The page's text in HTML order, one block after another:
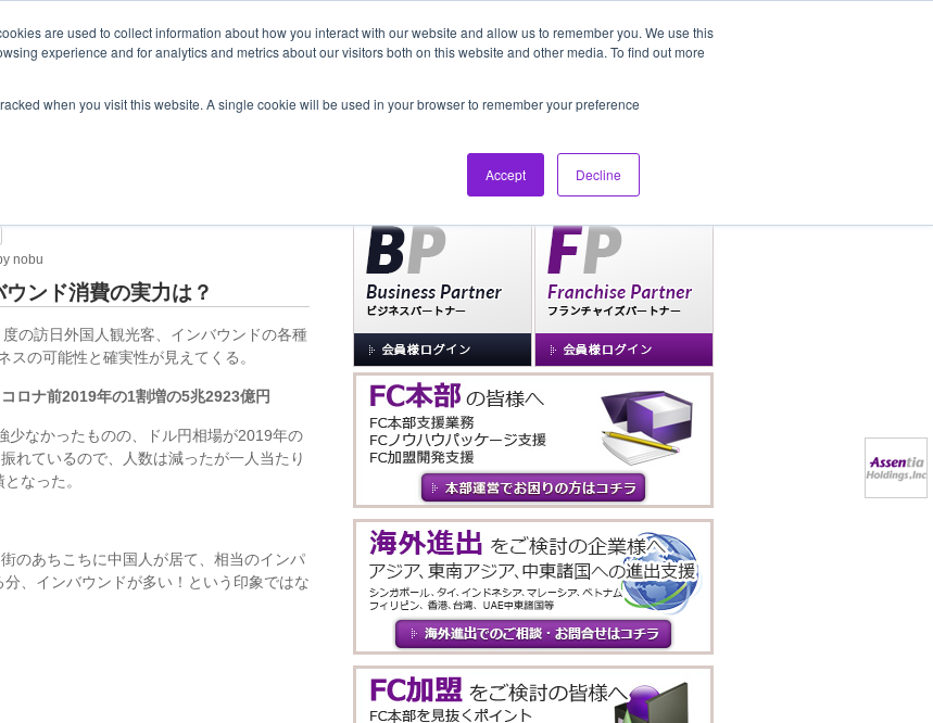
are used to collect information about how you interact with our website and allow us to remember you. We use this
experience and for analytics and metrics about our visitors both on this website and other media. To find out more
when you visit this website. A single cookie will be used in your browser to remember your preference
Accept Decline
事業内容 New Project お問合せ セミナー＆イベント 社長ブログ FAQ
nobu
ンド消費の実力は？
の訪日外国人観光客、インバウンドの各種
の可能性と確実性が見えてくる。
ロナ前2019年の1割増の5兆2923億円
少なかったものの、ドル円相場が2019年の
れているので、人数は減ったが一人当たり
なった。
のあちこちに中国人が居て、相当のインパ
、インバウンドが多い！という印象ではな